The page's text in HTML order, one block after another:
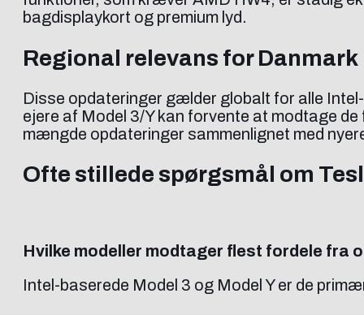
bagdisplaykort og premium lyd.
Regional relevans for Danmark
Disse opdateringer gælder globalt for alle
ejere af Model 3/Y kan forvente at modtage
mængde opdateringer sammenlignet med
Ofte stillede spørgsmål om
Hvilke modeller modtager flest fordele fra
Intel-baserede Model 3 og Model Y er de